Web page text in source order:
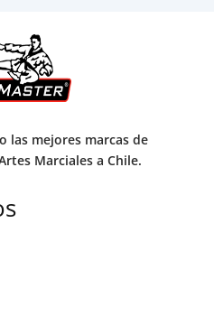
las mejores marcas de
Marciales a Chile.